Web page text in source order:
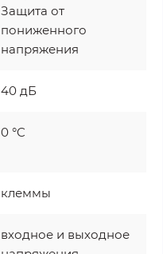
Защита от
пониженного
напряжения
40 дБ
0 °C
клеммы
входное и выходное